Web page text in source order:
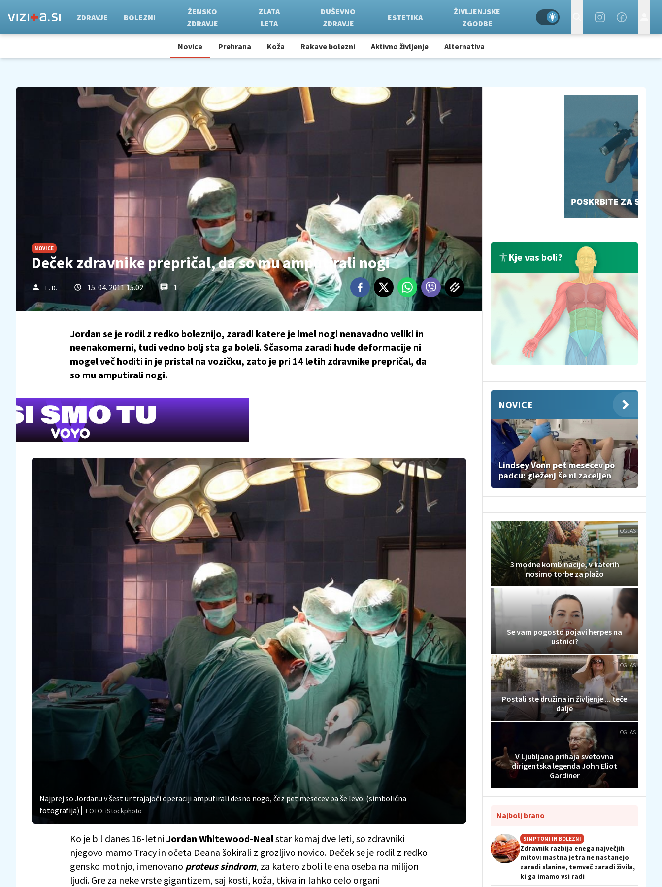
ZDRAVJE BOLEZNI
ŽENSKO
ZDRAVJE
ZLATA
LETA
DUŠEVNO
ZDRAVJE
ESTETIKA
ŽIVLJENJSKE
ZGODBE
Novice Prehrana Koža Rakave bolezni Aktivno življenje Alternativa
NOVICE
Deček zdravnike prepričal, da so mu amputirali nogi
E. D. 15. 04. 2011 15.02 1
Jordan se je rodil z redko boleznijo, zaradi katere je imel nogi nenavadno veliki in
neenakomerni, tudi vedno bolj sta ga boleli. Sčasoma zaradi hude deformacije ni
mogel več hoditi in je pristal na vozičku, zato je pri 14 letih zdravnike prepričal, da
so mu amputirali nogi.
Najprej so Jordanu v šest ur trajajoči operaciji amputirali desno nogo, čez pet mesecev pa še levo. (simbolična
fotografija)
FOTO: iStockphoto
Ko je bil danes 16-letni Jordan Whitewood-Nealstar komaj dve leti, so zdravniki
njegovo mamo Tracy in očeta Deana šokirali z grozljivo novico. Deček se je rodil z redko
gensko motnjo, imenovano proteus sindrom, za katero zboli le ena oseba na milijon
ljudi. Gre za neke vrste gigantizem, saj kosti, koža, tkiva in lahko celo organi
Kje vas boli?
NOVICE
Lindsey Vonn pet mesecev po
padcu: gleženj še ni zaceljen
OGLAS
3 modne kombinacije, v katerih
nosimo torbe za plažo
Se vam pogosto pojavi herpes na
ustnici?
OGLAS
Postali ste družina in življenje ... teče
dalje
OGLAS
V Ljubljano prihaja svetovna
dirigentska legenda John Eliot
Gardiner
Najbolj brano
SIMPTOMI IN BOLEZNI
Zdravnik razbija enega največjih
mitov: mastna jetra ne nastanejo
zaradi slanine, temveč zaradi živila,
ki ga imamo vsi radi